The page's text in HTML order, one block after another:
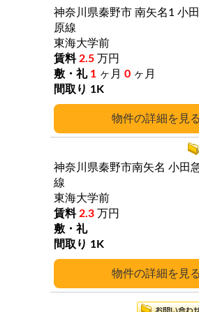
詳細
神奈川県秦野市 南矢名1 小
原線
東海大学前
2.5 万円
1 ヶ月 0 ヶ月
1K
詳細
神奈川県秦野市南矢名 小田
線
東海大学前
2.3 万円
1K